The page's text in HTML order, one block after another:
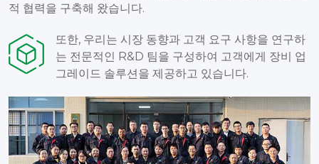
적 협력을 구축해 왔습니다.
또한, 우리는 시장 동향과 고객 요구 사항을 연구하
는 전문적인 R&D 팀을 구성하여 고객에게 장비 업
그레이드 솔루션을 제공하고 있습니다.